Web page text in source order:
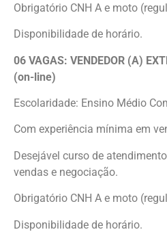
Obrigatório CNH A e moto
Disponibilidade de horário.
06 VAGAS: VENDEDOR (A)
(on-line)
Escolaridade: Ensino Médio
Com experiência mínima em
Desejável curso de
vendas e negociação.
Obrigatório CNH A e moto
Disponibilidade de horário.